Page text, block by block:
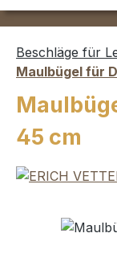
Beschläge für
Maulbügel für
45 cm
Bildergalerie